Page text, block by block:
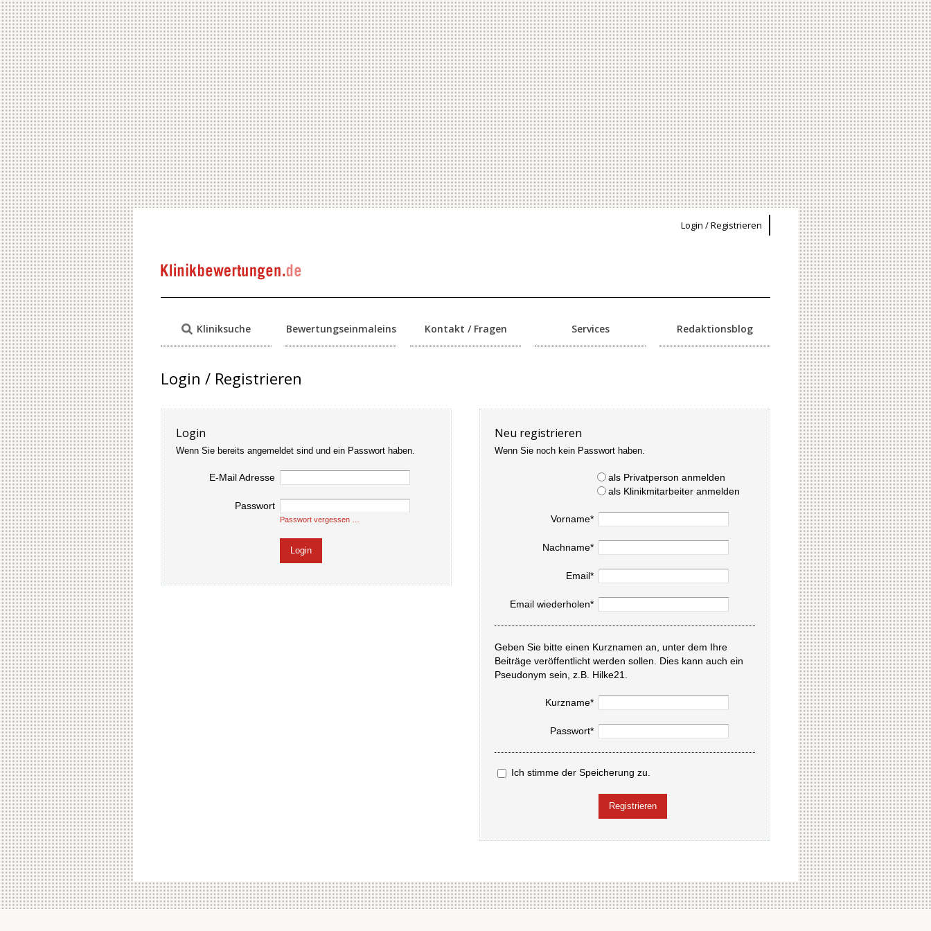
Login / Registrieren
Kliniksuche Bewertungseinmaleins Kontakt / Fragen Services Redaktionsblog
Login / Registrieren
Login
Wenn Sie bereits angemeldet sind und ein Passwort haben.
E-Mail Adresse
Passwort
Passwort vergessen …
Neu registrieren
Wenn Sie noch kein Passwort haben.
als Privatperson anmelden
als Klinikmitarbeiter anmelden
Vorname*
Nachname*
Email*
Email wiederholen*
Geben Sie bitte einen Kurznamen an, unter dem Ihre
Beiträge veröffentlicht werden sollen. Dies kann auch ein
Pseudonym sein, z.B. Hilke21.
Kurzname*
Passwort*
Ich stimme der Speicherung zu.